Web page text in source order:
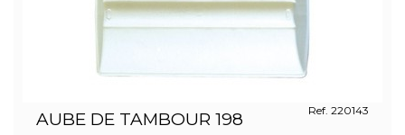
AUBE DE TAMBOUR 198
Ref. 220143